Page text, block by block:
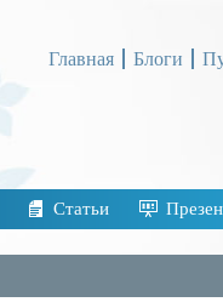
Главная Блоги
Статьи